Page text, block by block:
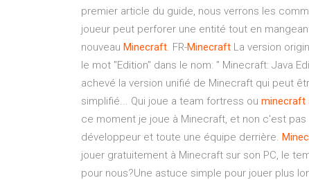
premier article du guide, nous verrons les
joueur peut perforer une entité tout en
nouveau Minecraft. FR-Minecraft La version
le mot "Edition" dans le nom: " Minecraft: Java
achevé la version unifié de Minecraft qui peut
simplifié... Qui joue a team fortress ou minecraft
ce moment je joue à Minecraft, et non c'est
développeur et toute une équipe derrière.
jouer gratuitement à Minecraft sur son PC, le
pour nous?Une astuce simple pour jouer plus